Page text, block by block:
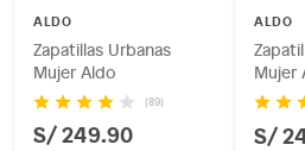
ALDO
Zapatillas Urbanas
Mujer Aldo
(89)
S/ 249.90
ALDO
Mujer
S/